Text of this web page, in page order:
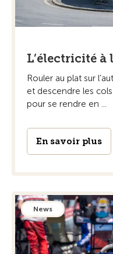
L’électricité à
Rouler au plat sur
et descendre les
pour se rendre en ...
En savoir plus
News